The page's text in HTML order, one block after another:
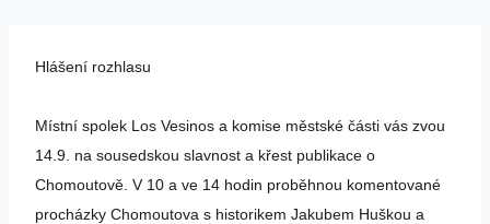
Hlášení rozhlasu
Místní spolek Los Vesinos a komise městské části vás zvou
14.9. na sousedskou slavnost a křest publikace o
Chomoutově. V 10 a ve 14 hodin proběhnou komentované
procházky Chomoutova s historikem Jakubem Huškou a